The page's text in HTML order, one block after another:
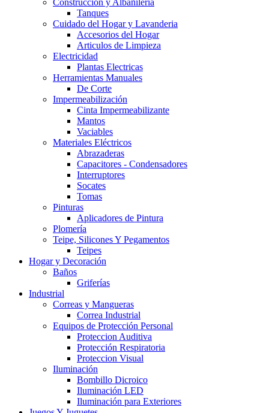
Construcción y Albañilería
Tanques
Cuidado del Hogar y Lavanderia
Accesorios del Hogar
Articulos de Limpieza
Electricidad
Plantas Electricas
Herramientas Manuales
De Corte
Impermeabilización
Cinta Impermeabilizante
Mantos
Vaciables
Materiales Eléctricos
Abrazaderas
Capacitores - Condensadores
Interruptores
Socates
Tomas
Pinturas
Aplicadores de Pintura
Plomería
Teipe, Silicones Y Pegamentos
Teipes
Hogar y Decoración
Baños
Griferías
Industrial
Correas y Mangueras
Correa Industrial
Equipos de Protección Personal
Proteccion Auditiva
Protección Respiratoria
Proteccion Visual
Iluminación
Bombillo Dicroico
Iluminación LED
Iluminación para Exteriores